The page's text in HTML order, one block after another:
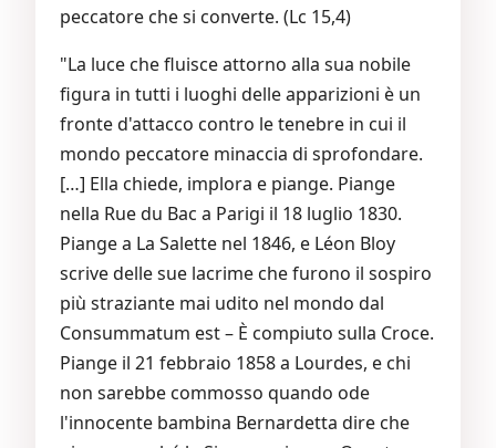
peccatore che si converte. (Lc 15,4)
"La luce che fluisce attorno alla sua nobile
figura in tutti i luoghi delle apparizioni è un
fronte d'attacco contro le tenebre in cui il
mondo peccatore minaccia di sprofondare.
[…] Ella chiede, implora e piange. Piange
nella Rue du Bac a Parigi il 18 luglio 1830.
Piange a La Salette nel 1846, e Léon Bloy
scrive delle sue lacrime che furono il sospiro
più straziante mai udito nel mondo dal
Consummatum est – È compiuto sulla Croce.
Piange il 21 febbraio 1858 a Lourdes, e chi
non sarebbe commosso quando ode
l'innocente bambina Bernardetta dire che